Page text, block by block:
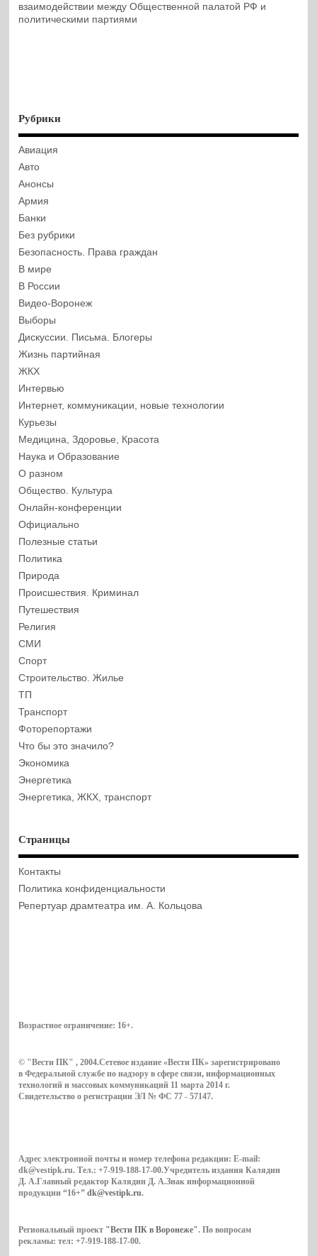
взаимодействии между Общественной палатой РФ и
политическими партиями
Рубрики
Авиация
Авто
Анонсы
Армия
Банки
Без рубрики
Безопасность. Права граждан
В мире
В России
Видео-Воронеж
Выборы
Дискуссии. Письма. Блогеры
Жизнь партийная
ЖКХ
Интервью
Интернет, коммуникации, новые технологии
Курьезы
Медицина, Здоровье, Красота
Наука и Образование
О разном
Общество. Культура
Онлайн-конференции
Официально
Полезные статьи
Политика
Природа
Происшествия. Криминал
Путешествия
Религия
СМИ
Спорт
Строительство. Жилье
ТП
Транспорт
Фоторепортажи
Что бы это значило?
Экономика
Энергетика
Энергетика, ЖКХ, транспорт
Страницы
Контакты
Политика конфиденциальности
Репертуар драмтеатра им. А. Кольцова
Возрастное ограничение: 16+.
© "Вести ПК" , 2004.Сетевое издание «Вести ПК» зарегистрировано
в Федеральной службе по надзору в сфере связи, информационных
технологий и массовых коммуникаций 11 марта 2014 г.
Свидетельство о регистрации ЭЛ № ФС 77 - 57147.
Адрес электронной почты и номер телефона редакции: E-mail:
dk@vestipk.ru. Тел.: +7-919-188-17-00.Учредитель издания Калядин
Д. А.Главный редактор Калядин Д. А.Знак информационной
продукции “16+”dk@vestipk.ru.
Региональный проект "Вести ПК в Воронеже". По вопросам
рекламы: тел: +7-919-188-17-00.